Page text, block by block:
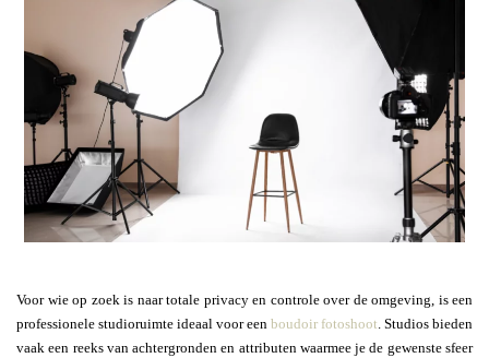
Voor wie op zoek is naar totale privacy en controle over de omgeving, is een
professionele studioruimte ideaal voor een boudoir fotoshoot. Studios bieden
vaak een reeks van achtergronden en attributen waarmee je de gewenste sfeer